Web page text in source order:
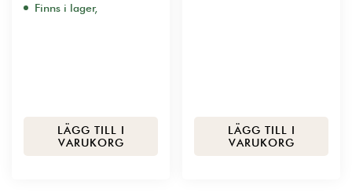
Finns i lager,
LÄGG TILL I
VARUKORG
LÄGG TILL I
VARUKORG